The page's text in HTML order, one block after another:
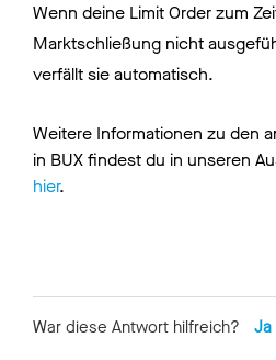
Wenn deine Limit Order zum
Marktschließung nicht
verfällt sie automatisch.
Weitere Informationen zu den
in BUX findest du in unseren
hier.
War diese Antwort hilfreich? Ja